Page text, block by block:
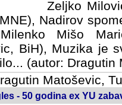
Milovic,
spomenar
Maric, UK),
svirala (autor:
Matosevic,
Matoševic,
- 50 godina ex YU